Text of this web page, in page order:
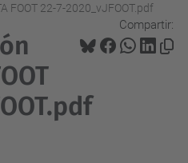
FOOT 22-7-2020_vJFOOT.pdf
Compartir: